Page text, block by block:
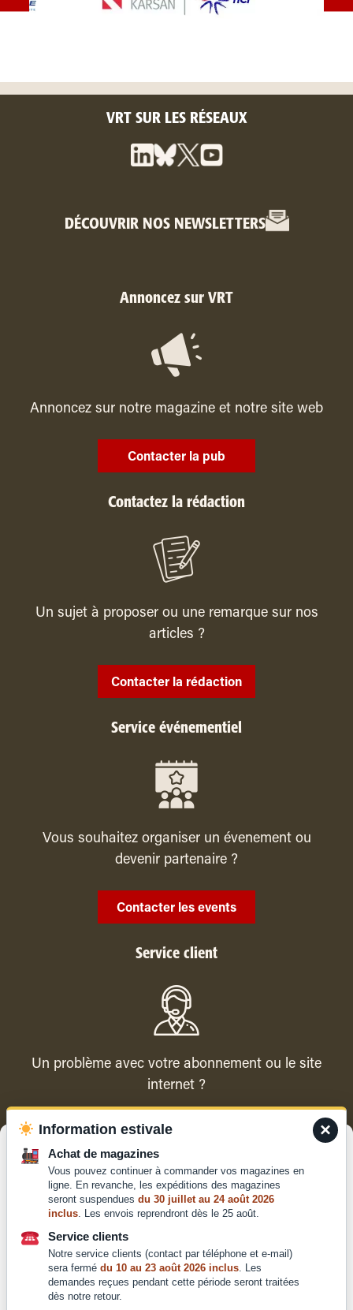
Pour offrir les meilleures expériences, nous utilisons des technologies
telles que les cookies pour stocker et/ou accéder aux informations des
appareils. Le fait de consentir à ces technologies nous permettra de
traiter des données telles que le comportement de navigation ou les ID
uniques sur ce site. Le fait de ne pas consentir ou de retirer son
consentement peut avoir un effet négatif sur certaines caractéristiques
et fonctions.
VRT SUR LES RÉSEAUX
DÉCOUVRIR NOS NEWSLETTERS
Annoncez sur VRT
Annoncez sur notre magazine et notre site web
Contacter la pub
Contactez la rédaction
Un sujet à proposer ou une remarque sur nos
articles ?
Contacter la rédaction
Service événementiel
Vous souhaitez organiser un évenement ou
devenir partenaire ?
Contacter les events
Service client
Un problème avec votre abonnement ou le site
internet ?
Contacter le service client
Mentions légales
Conditions générales de
vente et d'utilisation
×
Information estivale
Achat de magazines
Vous pouvez continuer à commander vos magazines en
ligne. En revanche, les expéditions des magazines
seront suspendues du 30 juillet au 24 août 2026
inclus. Les envois reprendront dès le 25 août.
Service clients
Notre service clients (contact par téléphone et e-mail)
sera fermé du 10 au 23 août 2026 inclus. Les
demandes reçues pendant cette période seront traitées
dès notre retour.